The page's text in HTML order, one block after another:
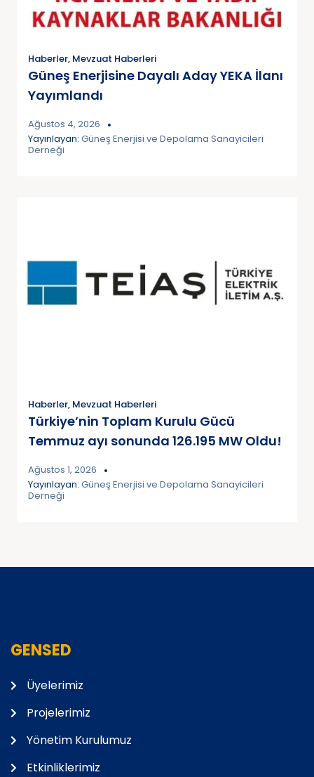
Haberler, Mevzuat Haberleri
Güneş Enerjisine Dayalı Aday YEKA İlanı
Yayımlandı
Ağustos 4, 2026
Yayınlayan: Güneş Enerjisi ve Depolama Sanayicileri
Derneği
Haberler, Mevzuat Haberleri
Türkiye’nin Toplam Kurulu Gücü
Temmuz ayı sonunda 126.195 MW Oldu!
Ağustos 1, 2026
Yayınlayan: Güneş Enerjisi ve Depolama Sanayicileri
Derneği
GENSED
Üyelerimiz
Projelerimiz
Yönetim Kurulumuz
Etkinliklerimiz